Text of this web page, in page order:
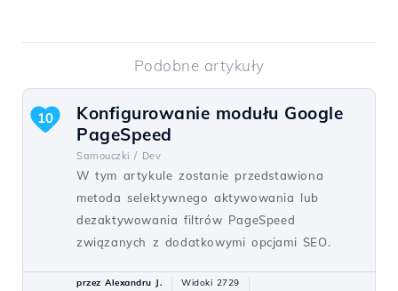
Podobne artykuły
Konfigurowanie modułu Google
PageSpeed
Samouczki / Dev
W tym artykule zostanie przedstawiona
metoda selektywnego aktywowania lub
dezaktywowania filtrów PageSpeed
związanych z dodatkowymi opcjami SEO.
10
przez Alexandru J.
Widoki 2729